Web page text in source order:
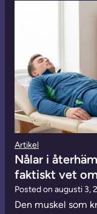
Artikel
Nålar i
faktiskt vet
Posted on augusti 3,
Den muskel som